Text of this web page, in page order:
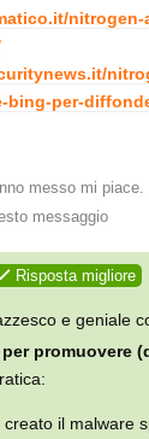
nitrogen-
bing-per-
messo mi piace
messaggio
Risposta migliore
e geniale
promuovere
il malware